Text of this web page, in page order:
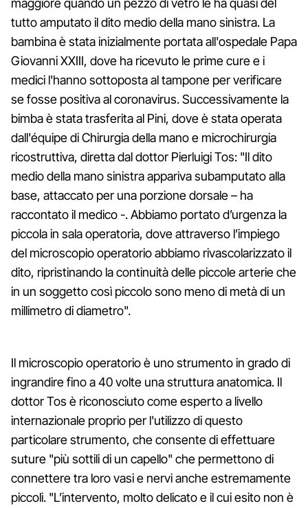
maggiore quando un pezzo di vetro le ha quasi del
tutto amputato il dito medio della mano sinistra. La
bambina è stata inizialmente portata all'ospedale Papa
Giovanni XXIII, dove ha ricevuto le prime cure e i
medici l'hanno sottoposta al tampone per verificare
se fosse positiva al coronavirus. Successivamente la
bimba è stata trasferita al Pini, dove è stata operata
dall'équipe di Chirurgia della mano e microchirurgia
ricostruttiva, diretta dal dottor Pierluigi Tos: "Il dito
medio della mano sinistra appariva subamputato alla
base, attaccato per una porzione dorsale – ha
raccontato il medico -. Abbiamo portato d’urgenza la
piccola in sala operatoria, dove attraverso l’impiego
del microscopio operatorio abbiamo rivascolarizzato il
dito, ripristinando la continuità delle piccole arterie che
in un soggetto così piccolo sono meno di metà di un
millimetro di diametro".
Il microscopio operatorio è uno strumento in grado di
ingrandire fino a 40 volte una struttura anatomica. Il
dottor Tos è riconosciuto come esperto a livello
internazionale proprio per l'utilizzo di questo
particolare strumento, che consente di effettuare
suture "più sottili di un capello" che permettono di
connettere tra loro vasi e nervi anche estremamente
piccoli. "L’intervento, molto delicato e il cui esito non è